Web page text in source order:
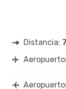
Distancia: